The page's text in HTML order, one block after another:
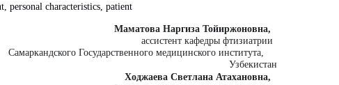
personal characteristics, patient
Маматова Наргиза Тойиржоновна,
ассистент кафедры фтизиатрии
Самаркандского Государственного медицинского института,
Узбекистан
Ходжаева Светлана Атахановна,